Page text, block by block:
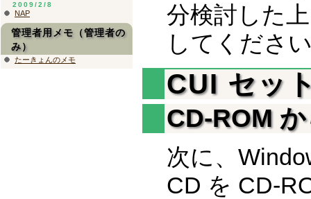
分検討した
してくださ
CUI セッ
CD-ROM
次に、
CD を CD-
2009/2/8
NAP
管理者用メモ（管理者の
み）
たーきょんのメモ